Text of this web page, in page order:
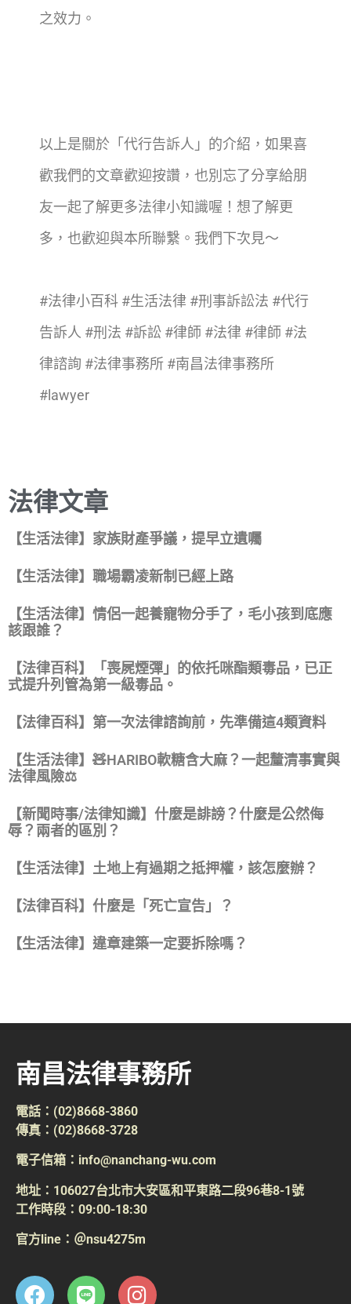
之效力。
以上是關於「代行告訴人」的介紹，如果喜
歡我們的文章歡迎按讚，也別忘了分享給朋
友一起了解更多法律小知識喔！想了解更
多，也歡迎與本所聯繫。我們下次見～
#法律小百科 #生活法律 #刑事訴訟法 #代行
告訴人 #刑法 #訴訟 #律師 #法律 #律師 #法
律諮詢 #法律事務所 #南昌法律事務所
#lawyer
法律文章
【生活法律】家族財產爭議，提早立遺囑
【生活法律】職場霸凌新制已經上路
【生活法律】情侶一起養寵物分手了，毛小孩到底應
該跟誰？
【法律百科】「喪屍煙彈」的依托咪酯類毒品，已正
式提升列管為第一級毒品。
【法律百科】第一次法律諮詢前，先準備這4類資料
【生活法律】🧸HARIBO軟糖含大麻？一起釐清事實與
法律風險⚖️
【新聞時事/法律知識】什麼是誹謗？什麼是公然侮
辱？兩者的區別？
【生活法律】土地上有過期之抵押權，該怎麼辦？
【法律百科】什麼是「死亡宣告」？
【生活法律】違章建築一定要拆除嗎？
南昌法律事務所
電話：(02)8668-3860
傳真：(02)8668-3728
電子信箱：info@nanchang-wu.com
地址：106027台北市大安區和平東路二段96巷8-1號
工作時段：09:00-18:30
官方line：＠nsu4275m